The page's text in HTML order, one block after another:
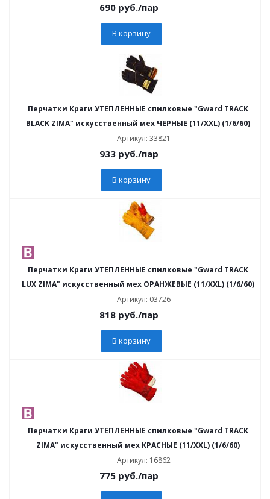
690 руб./пар
В корзину
Перчатки Краги УТЕПЛЕННЫЕ спилковые "Gward TRACK
BLACK ZIMA" искусственный мех ЧЕРНЫЕ (11/XXL) (1/6/60)
Артикул: 33821
933 руб./пар
В корзину
Перчатки Краги УТЕПЛЕННЫЕ спилковые "Gward TRACK
LUX ZIMA" искусственный мех ОРАНЖЕВЫЕ (11/XXL) (1/6/60)
Артикул: 03726
818 руб./пар
В корзину
Перчатки Краги УТЕПЛЕННЫЕ спилковые "Gward TRACK
ZIMA" искусственный мех КРАСНЫЕ (11/XXL) (1/6/60)
Артикул: 16862
775 руб./пар